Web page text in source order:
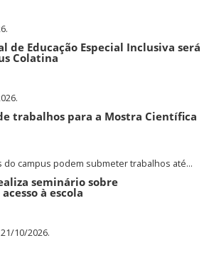
de Educação Especial Inclusiva será
Colatina
trabalhos para a Mostra Científica
campus podem submeter trabalhos até...
seminário sobre
à escola
10/2026.